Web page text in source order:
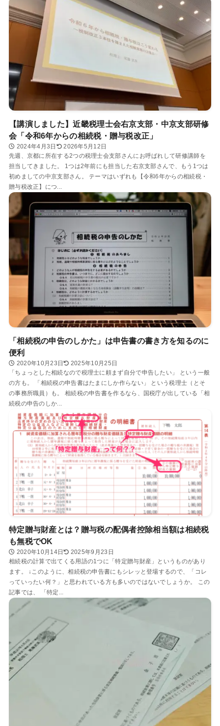
【講演しました】近畿税理士会右京支部・中京支部研修
会「令和6年からの相続税・贈与税改正」
2024年4月3日
2026年5月12日
先週、京都に所在する2つの税理士会支部さんにお呼ばれして研修講師を
担当してきました。 1つは2年前にも担当した右京支部さんで、もう1つは
初めましての中京支部さん。 テーマはいずれも【令和6年からの相続税・
贈与税改正】につ...
「相続税の申告のしかた」は申告書の書き方を知るのに
便利
2020年10月23日
2025年10月25日
「ちょっとした相続なので税理士に頼まず自分で申告したい」 という一般
の方も。 「相続税の申告書はたまにしか作らない」 という税理士（とそ
の事務所職員）も。 相続税の申告書を作るなら、国税庁が出している「相
続税の申告のしか...
特定贈与財産とは？贈与税の配偶者控除相当額は相続税
も無税でOK
2020年10月14日
2025年9月23日
相続税の計算で出てくる用語の1つに「特定贈与財産」というものがあり
ます。 ↓このように、相続税の申告書にもシレッと登場するので、「コレ
っていったい何？」と思われている方も多いのではないでしょうか。 この
記事では、 「特定...